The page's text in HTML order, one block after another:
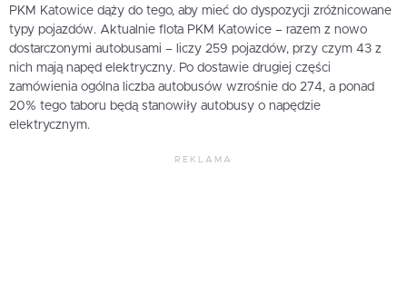
PKM Katowice dąży do tego, aby mieć do dyspozycji zróżnicowane
typy pojazdów. Aktualnie flota PKM Katowice – razem z nowo
dostarczonymi autobusami – liczy 259 pojazdów, przy czym 43 z
nich mają napęd elektryczny. Po dostawie drugiej części
zamówienia ogólna liczba autobusów wzrośnie do 274, a ponad
20% tego taboru będą stanowiły autobusy o napędzie
elektrycznym.
REKLAMA